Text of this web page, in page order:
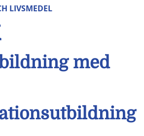
LIVSMEDEL
med